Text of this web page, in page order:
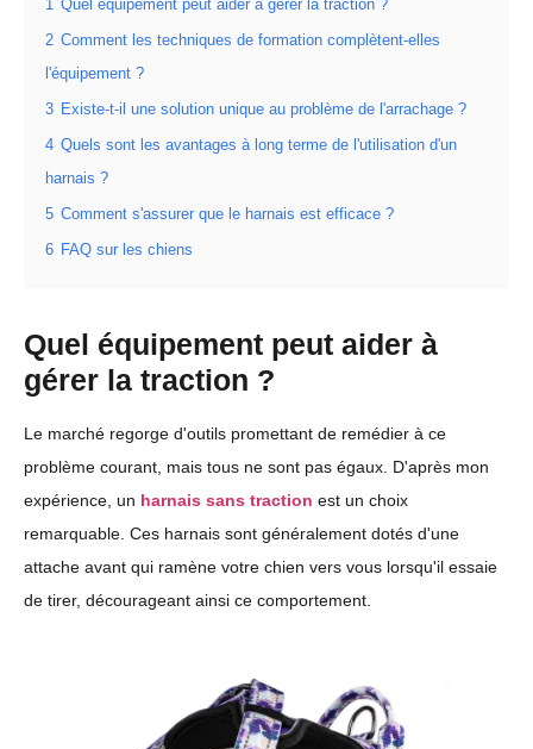
1 Quel équipement peut aider à gérer la traction ?
2 Comment les techniques de formation complètent-elles
l'équipement ?
3 Existe-t-il une solution unique au problème de l'arrachage ?
4 Quels sont les avantages à long terme de l'utilisation d'un
harnais ?
5 Comment s'assurer que le harnais est efficace ?
6 FAQ sur les chiens
Quel équipement peut aider à
gérer la traction ?
Le marché regorge d'outils promettant de remédier à ce
problème courant, mais tous ne sont pas égaux. D'après mon
expérience, un harnais sans traction est un choix
remarquable. Ces harnais sont généralement dotés d'une
attache avant qui ramène votre chien vers vous lorsqu'il essaie
de tirer, décourageant ainsi ce comportement.